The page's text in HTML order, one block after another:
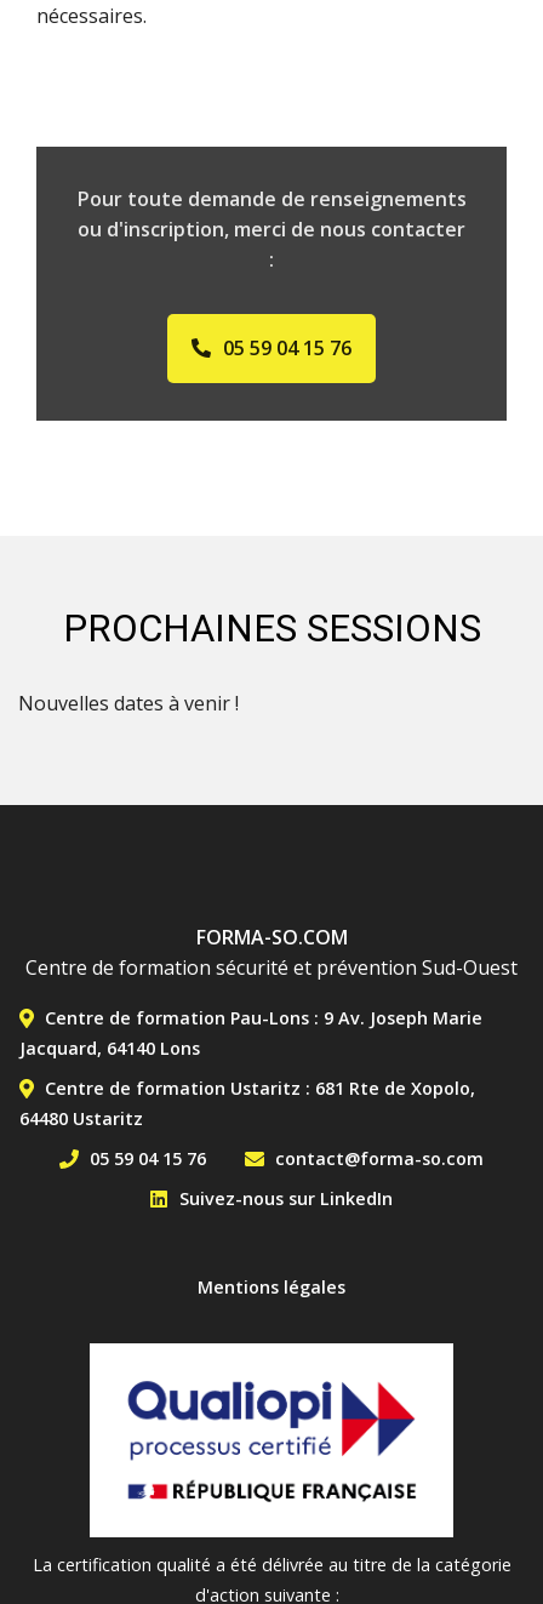
nécessaires.
Pour toute demande de renseignements
ou d'inscription, merci de nous contacter
:
05 59 04 15 76
PROCHAINES SESSIONS
Nouvelles dates à venir !
FORMA-SO.COM
Centre de formation sécurité et prévention Sud-Ouest
MENU DE CONTACT BAS
Centre de formation Pau-Lons : 9 Av. Joseph Marie
Jacquard, 64140 Lons
Centre de formation Ustaritz : 681 Rte de Xopolo,
64480 Ustaritz
05 59 04 15 76
contact@forma-so.com
Suivez-nous sur LinkedIn
MENU PIED DE PAGE
Mentions légales
La certification qualité a été délivrée au titre de la catégorie
d'action suivante :